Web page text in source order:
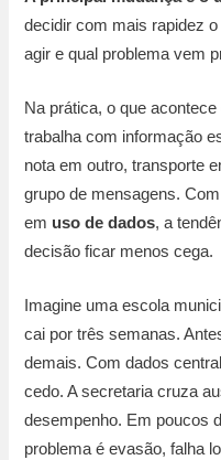
decidir com mais rapidez
agir e qual problema vem
Na prática, o que
trabalha com informação
nota em outro, transporte
grupo de mensagens.
em uso de dados, a
decisão ficar menos cega.
Imagine uma escola
cai por três semanas.
demais. Com dados
cedo. A secretaria cruza
desempenho. Em poucos
problema é evasão, falha